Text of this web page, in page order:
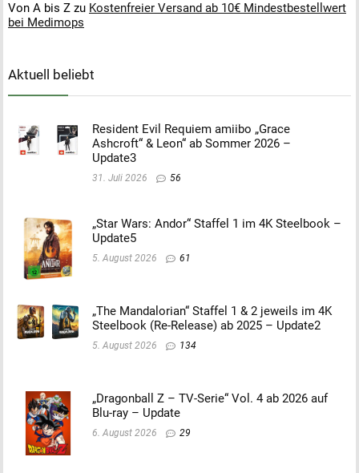
Von A bis Z zu Kostenfreier Versand ab 10€ Mindestbestellwert
bei Medimops
Aktuell beliebt
Resident Evil Requiem amiibo „Grace
Ashcroft“ & Leon“ ab Sommer 2026 –
Update3
31. Juli 2026 56
„Star Wars: Andor“ Staffel 1 im 4K Steelbook –
Update5
5. August 2026 61
„The Mandalorian“ Staffel 1 & 2 jeweils im 4K
Steelbook (Re-Release) ab 2025 – Update2
5. August 2026 134
„Dragonball Z – TV-Serie“ Vol. 4 ab 2026 auf
Blu-ray – Update
6. August 2026 29